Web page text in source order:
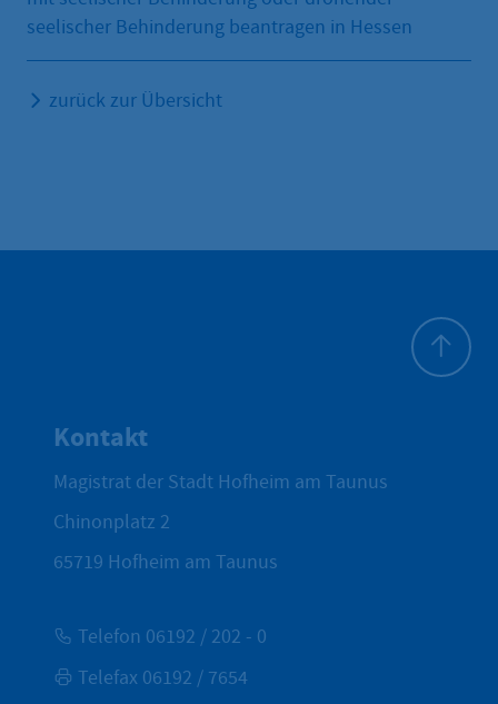
seelischer Behinderung beantragen in Hessen
zurück zur Übersicht
Kontakt
Magistrat der Stadt Hofheim am Taunus
Chinonplatz 2
65719 Hofheim am Taunus
Telefon 06192 / 202 - 0
Telefax 06192 / 7654